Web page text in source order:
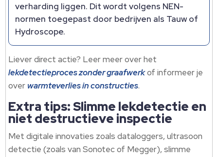
verharding liggen. Dit wordt volgens NEN-
normen toegepast door bedrijven als Tauw of
Hydroscope.
Liever direct actie? Leer meer over het
lekdetectieproces zonder graafwerkof informeer je
over warmteverlies in constructies.
Extra tips: Slimme lekdetectie en
niet destructieve inspectie
Met digitale innovaties zoals dataloggers, ultrasoon
detectie (zoals van Sonotec of Megger), slimme